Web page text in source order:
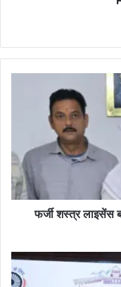
फर्जी शस्त्र लाइसेंस